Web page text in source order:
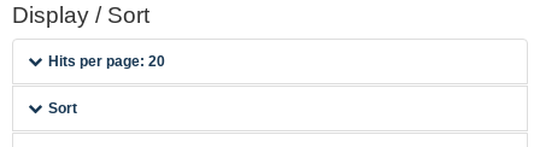
Display / Sort
Hits per page: 20
Sort